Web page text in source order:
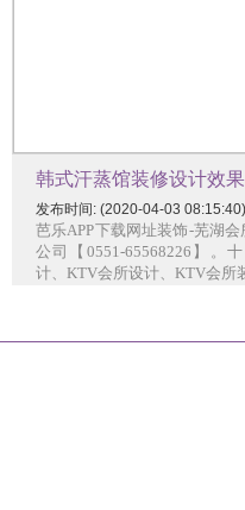
韩式汗蒸馆装修设计效
发布时间: (2020-04-03
芭乐APP下载网址装饰-芜湖
公司【0551-65568226】。
计、KTV会所设计、KTV会所装